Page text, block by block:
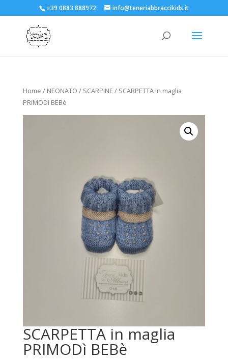
+39 0883 888972 info@teneriabbraccikids.it
Home / NEONATO / SCARPINE / SCARPETTA in maglia
PRIMODì BEBè
SCARPETTA in maglia
PRIMODì BEBè